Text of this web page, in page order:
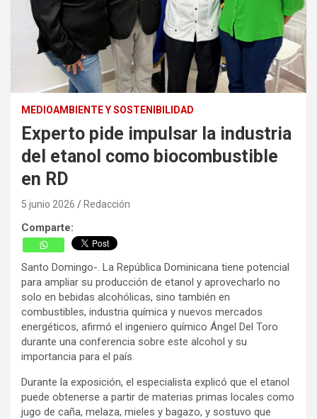
MEDIOAMBIENTE Y SOSTENIBILIDAD
Experto pide impulsar la industria
del etanol como biocombustible
en RD
5 junio 2026 Redacción
Comparte:
Santo Domingo-. La República Dominicana tiene potencial
para ampliar su producción de etanol y aprovecharlo no
solo en bebidas alcohólicas, sino también en
combustibles, industria química y nuevos mercados
energéticos, afirmó el ingeniero químico Ángel Del Toro
durante una conferencia sobre este alcohol y su
importancia para el país.
Durante la exposición, el especialista explicó que el etanol
puede obtenerse a partir de materias primas locales como
jugo de caña, melaza, mieles y bagazo, y sostuvo que